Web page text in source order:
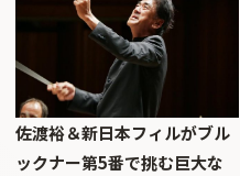
佐渡裕＆新日本フィルがブル
ックナー第5番で挑む巨大な